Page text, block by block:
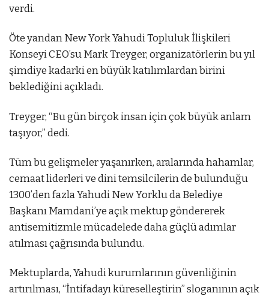
verdi.
Öte yandan New York Yahudi Topluluk İlişkileri
Konseyi CEO’su Mark Treyger, organizatörlerin bu yıl
şimdiye kadarki en büyük katılımlardan birini
beklediğini açıkladı.
Treyger, “Bu gün birçok insan için çok büyük anlam
taşıyor,” dedi.
Tüm bu gelişmeler yaşanırken, aralarında hahamlar,
cemaat liderleri ve dini temsilcilerin de bulunduğu
1300’den fazla Yahudi New Yorklu da Belediye
Başkanı Mamdani’ye açık mektup göndererek
antisemitizmle mücadelede daha güçlü adımlar
atılması çağrısında bulundu.
Mektuplarda, Yahudi kurumlarının güvenliğinin
artırılması, “İntifadayı küreselleştirin” sloganının açık